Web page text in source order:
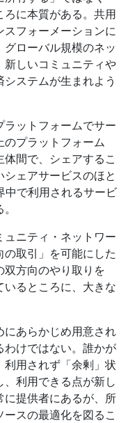
ろに本質がある。共用
フォーメーションに
ローバル規模のネッ
新しいコミュニティや
ステムが生まれよう
ットフォームでサー
のプラットフォーム
間で、シェアするこ
ェアサービスのほと
中で利用されるサービ
ニティ・ネットワー
取引」を可能にした
双方向のやり取りを
いるところに、大きな
にあらかじめ用意され
わけではない。誰かが
利用されず「余剰」状
利用できる点が新し
に提供者にあるが、所
スの最適化を図るこ